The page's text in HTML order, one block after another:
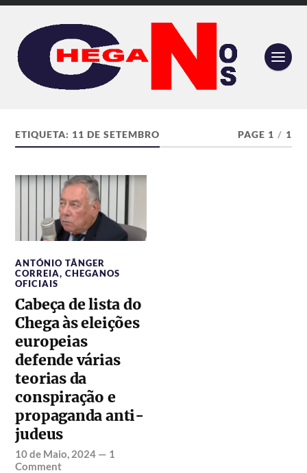
ETIQUETA: 11 DE SETEMBRO PAGE 1 / 1
ANTÓNIO TÂNGER
CORREIA,CHEGANOS
OFICIAIS
Cabeça de lista do
Chega às eleições
europeias
defende várias
teorias da
conspiração e
propaganda anti-
judeus
10 de Maio, 2024 — 1
Comment